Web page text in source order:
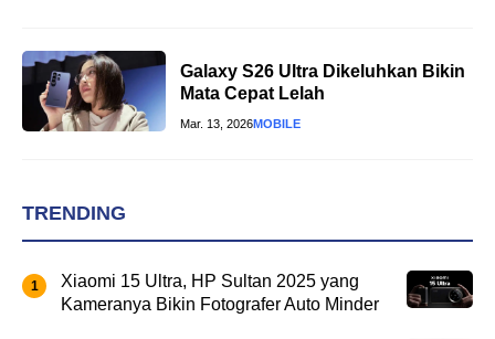
Galaxy S26 Ultra Dikeluhkan Bikin
Mata Cepat Lelah
Mar. 13, 2026MOBILE
TRENDING
Xiaomi 15 Ultra, HP Sultan 2025 yang
Kameranya Bikin Fotografer Auto Minder